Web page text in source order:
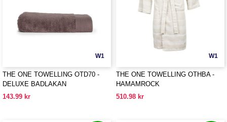
W1
THE ONE TOWELLING OTD70 -
DELUXE BADLAKAN
143.99 kr
W1
THE ONE TOWELLING OTHBA -
HAMAMROCK
510.98 kr